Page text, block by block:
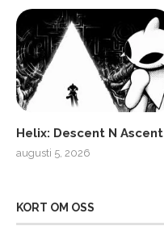
Helix: Descent N Ascent
augusti 5, 2026
KORT OM OSS